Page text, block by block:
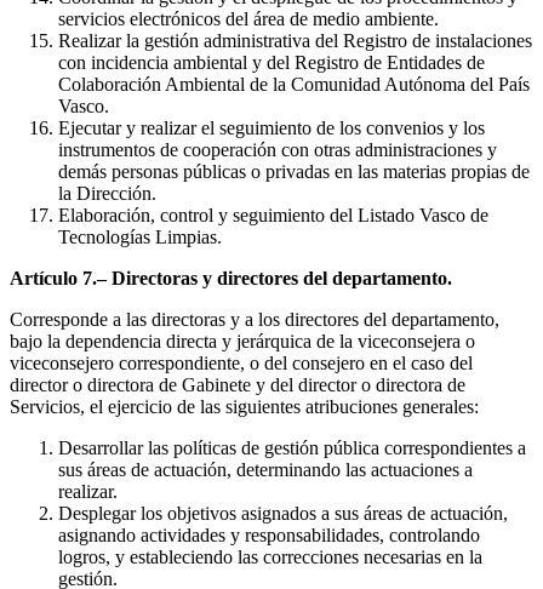
servicios electrónicos del área de medio ambiente.
Realizar la gestión administrativa del Registro de instalaciones
con incidencia ambiental y del Registro de Entidades de
Colaboración Ambiental de la Comunidad Autónoma del País
Vasco.
Ejecutar y realizar el seguimiento de los convenios y los
instrumentos de cooperación con otras administraciones y
demás personas públicas o privadas en las materias propias de
la Dirección.
Elaboración, control y seguimiento del Listado Vasco de
Tecnologías Limpias.
Artículo 7.– Directoras y directores del departamento.
Corresponde a las directoras y a los directores del departamento,
bajo la dependencia directa y jerárquica de la viceconsejera o
viceconsejero correspondiente, o del consejero en el caso del
director o directora de Gabinete y del director o directora de
Servicios, el ejercicio de las siguientes atribuciones generales:
Desarrollar las políticas de gestión pública correspondientes a
sus áreas de actuación, determinando las actuaciones a
realizar.
Desplegar los objetivos asignados a sus áreas de actuación,
asignando actividades y responsabilidades, controlando
logros, y estableciendo las correcciones necesarias en la
gestión.